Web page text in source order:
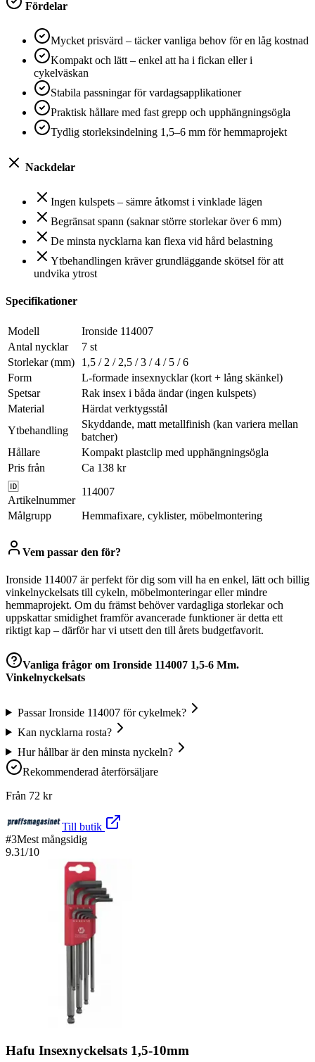
Fördelar
Mycket prisvärd – täcker vanliga behov för en låg kostnad
Kompakt och lätt – enkel att ha i fickan eller i
cykelväskan
Stabila passningar för vardagsapplikationer
Praktisk hållare med fast grepp och upphängningsögla
Tydlig storleksindelning 1,5–6 mm för hemmaprojekt
Nackdelar
Ingen kulspets – sämre åtkomst i vinklade lägen
Begränsat spann (saknar större storlekar över 6 mm)
De minsta nycklarna kan flexa vid hård belastning
Ytbehandlingen kräver grundläggande skötsel för att
undvika ytrost
Specifikationer
Modell
Ironside 114007
Antal nycklar
7 st
Storlekar (mm)
1,5 / 2 / 2,5 / 3 / 4 / 5 / 6
Form
L-formade insexnycklar (kort + lång skänkel)
Spetsar
Rak insex i båda ändar (ingen kulspets)
Material
Härdat verktygsstål
Ytbehandling
Skyddande, matt metallfinish (kan variera mellan
batcher)
Hållare
Kompakt plastclip med upphängningsögla
Pris från
Ca 138 kr
🆔
Artikelnummer
114007
Målgrupp
Hemmafixare, cyklister, möbelmontering
Vem passar den för?
Ironside 114007 är perfekt för dig som vill ha en enkel, lätt och billig
vinkelnyckelsats till cykeln, möbelmonteringar eller mindre
hemmaprojekt. Om du främst behöver vardagliga storlekar och
uppskattar smidighet framför avancerade funktioner är detta ett
riktigt kap – därför har vi utsett den till årets budgetfavorit.
Vanliga frågor om Ironside 114007 1,5-6 Mm.
Vinkelnyckelsats
Passar Ironside 114007 för cykelmek?
Kan nycklarna rosta?
Hur hållbar är den minsta nyckeln?
Rekommenderad återförsäljare
Från 72 kr
Till butik
#3Mest mångsidig
9.31/10
Hafu Insexnyckelsats 1,5-10mm